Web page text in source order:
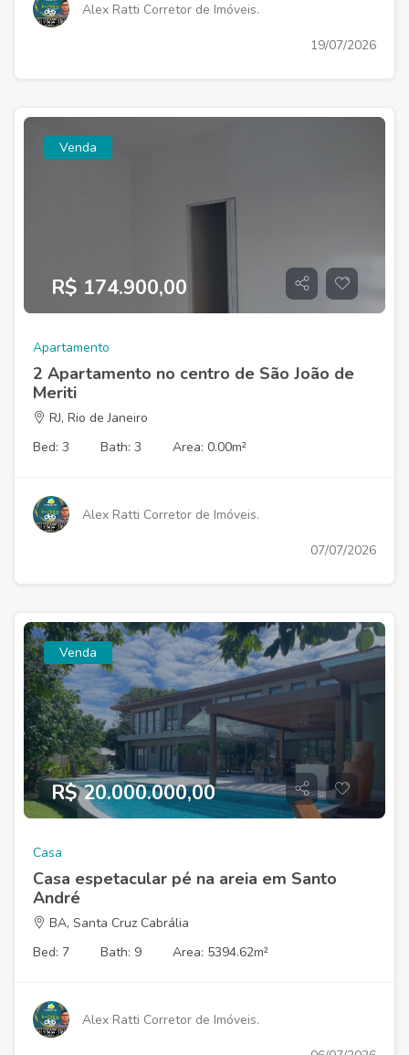
Alex Ratti Corretor de Imóveis.
19/07/2026
Venda
R$ 174.900,00
Apartamento
2 Apartamento no centro de São João de
Meriti
RJ, Rio de Janeiro
Bed: 3
Bath: 3 Area: 0.00m²
Alex Ratti Corretor de Imóveis.
07/07/2026
Venda
R$ 20.000.000,00
Casa
Casa espetacular pé na areia em Santo
André
BA, Santa Cruz Cabrália
Bed: 7
Bath: 9 Area: 5394.62m²
Alex Ratti Corretor de Imóveis.